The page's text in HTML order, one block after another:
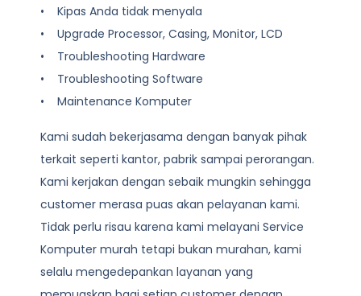
• Kipas Anda tidak menyala
• Upgrade Processor, Casing, Monitor, LCD
• Troubleshooting Hardware
• Troubleshooting Software
• Maintenance Komputer
Kami sudah bekerjasama dengan banyak pihak
terkait seperti kantor, pabrik sampai perorangan.
Kami kerjakan dengan sebaik mungkin sehingga
customer merasa puas akan pelayanan kami.
Tidak perlu risau karena kami melayani Service
Komputer murah tetapi bukan murahan, kami
selalu mengedepankan layanan yang